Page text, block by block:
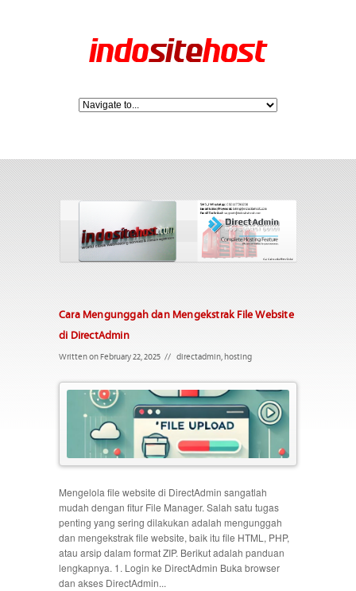
Cara Mengunggah dan Mengekstrak File Website
di DirectAdmin
Written on February 22, 2025 // directadmin,hosting
Mengelola file website di DirectAdmin sangatlah
mudah dengan fitur File Manager. Salah satu tugas
penting yang sering dilakukan adalah mengunggah
dan mengekstrak file website, baik itu file HTML, PHP,
atau arsip dalam format ZIP. Berikut adalah panduan
lengkapnya. 1. Login ke DirectAdmin Buka browser
dan akses DirectAdmin...